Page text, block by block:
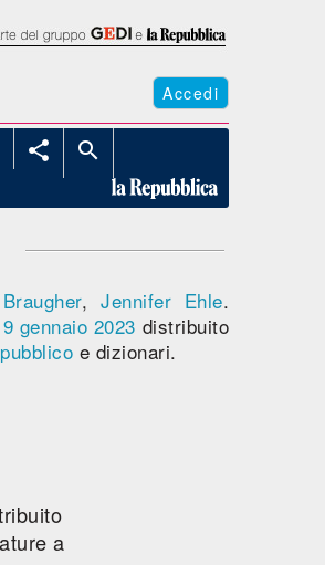
Accedi
 
,Jennifer Ehle.
gennaio 2023 distribuito
pubblico e dizionari.
a